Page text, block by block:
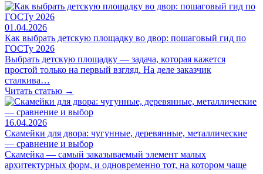
01.04.2026
Как выбрать детскую площадку во двор: пошаговый гид по
ГОСТу 2026
Выбрать детскую площадку — задача, которая кажется
простой только на первый взгляд. На деле заказчик
сталкива…
Читать статью →
16.04.2026
Скамейки для двора: чугунные, деревянные, металлические
— сравнение и выбор
Скамейка — самый заказываемый элемент малых
архитектурных форм, и одновременно тот, на котором чаще